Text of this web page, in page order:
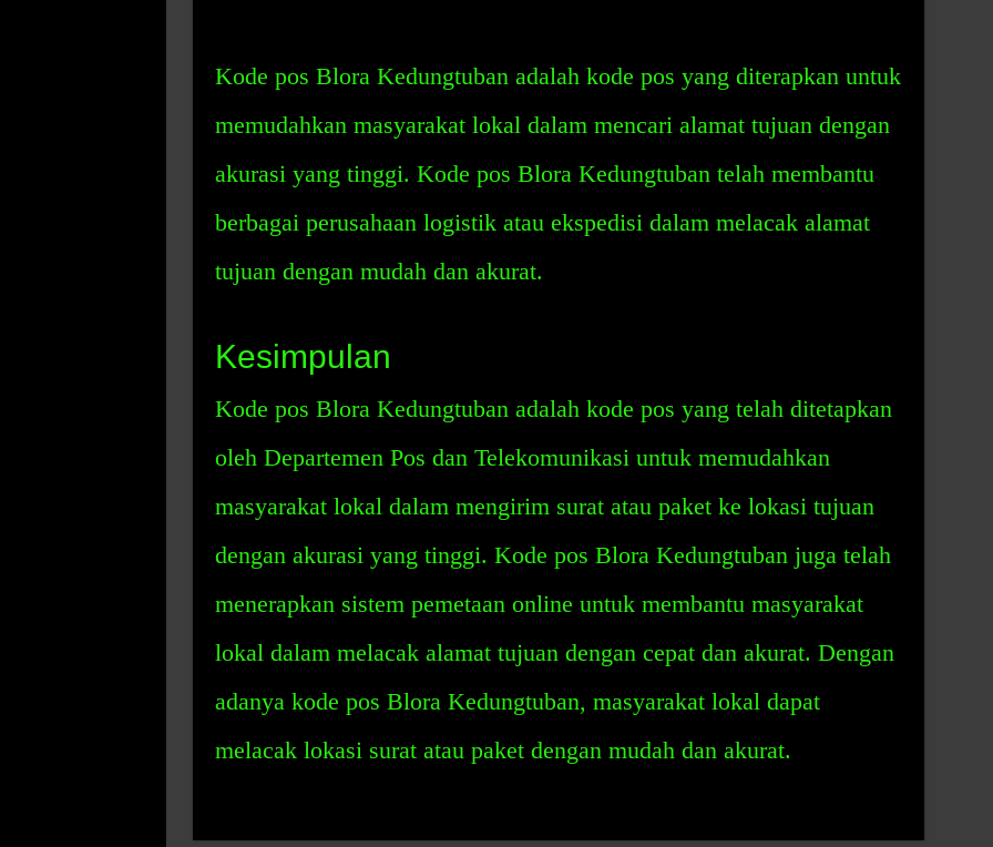
Kode pos Blora Kedungtuban adalah kode pos yang diterapkan untuk
memudahkan masyarakat lokal dalam mencari alamat tujuan dengan
akurasi yang tinggi. Kode pos Blora Kedungtuban telah membantu
berbagai perusahaan logistik atau ekspedisi dalam melacak alamat
tujuan dengan mudah dan akurat.
Kesimpulan
Kode pos Blora Kedungtuban adalah kode pos yang telah ditetapkan
oleh Departemen Pos dan Telekomunikasi untuk memudahkan
masyarakat lokal dalam mengirim surat atau paket ke lokasi tujuan
dengan akurasi yang tinggi. Kode pos Blora Kedungtuban juga telah
menerapkan sistem pemetaan online untuk membantu masyarakat
lokal dalam melacak alamat tujuan dengan cepat dan akurat. Dengan
adanya kode pos Blora Kedungtuban, masyarakat lokal dapat
melacak lokasi surat atau paket dengan mudah dan akurat.